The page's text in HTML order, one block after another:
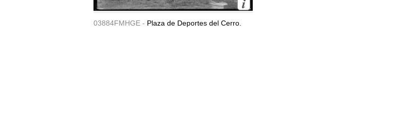
03884FMHGE - Plaza de Deportes del Cerro.